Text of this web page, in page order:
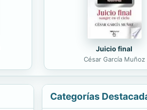
Juicio final
César García Muñoz
Categorías